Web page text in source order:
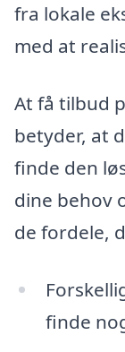
fra lokale
med at
At få tilbud
betyder, at
finde den
dine behov
de fordele,
finde